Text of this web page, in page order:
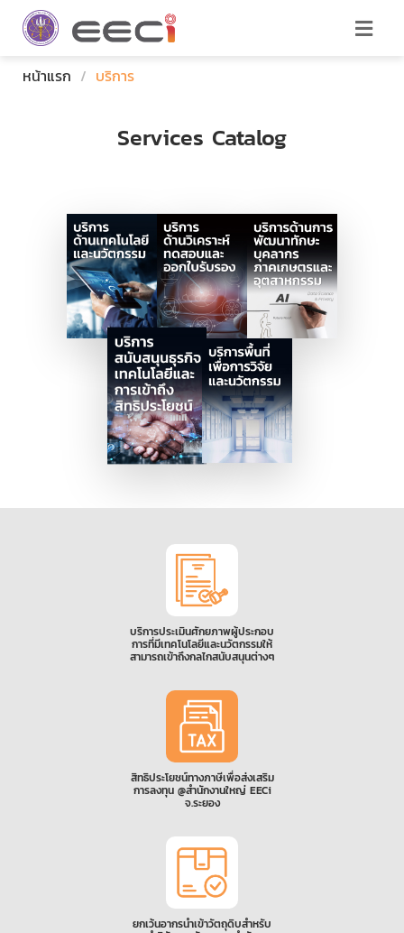
หน้าแรก / บริการ
Services Catalog
บริการประเมินศักยภาพผู้ประกอบ
การที่มีเทคโนโลยีและนวัตกรรมให้
สามารถเข้าถึงกลไกสนับสนุนต่างๆ
สิทธิประโยชน์ทางภาษีเพื่อส่งเสริม
การลงทุน @สำนักงานใหญ่ EECi
จ.ระยอง
ยกเว้นอากรนำเข้าวัตถุดิบสำหรับ